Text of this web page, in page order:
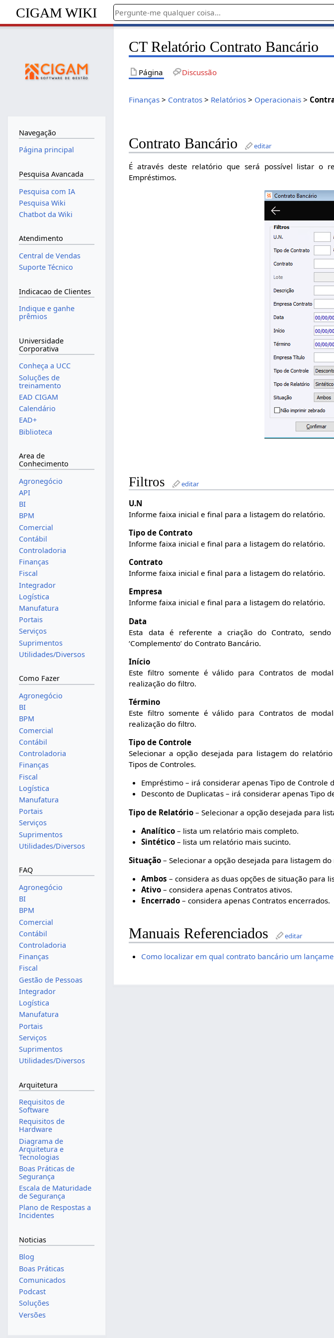
CIGAM WIKI
CT Relatório Contrato Bancário
Página Discussão
Finanças > Contratos > Relatórios > Operacionais >
Contrato Bancário editar
É através deste relatório que será possível listar o
Empréstimos.
Filtros editar
U.N
Informe faixa inicial e final para a listagem do relatório.
Tipo de Contrato
Informe faixa inicial e final para a listagem do relatório.
Contrato
Informe faixa inicial e final para a listagem do relatório.
Empresa
Informe faixa inicial e final para a listagem do relatório.
Data
Esta data é referente a criação do Contrato,
‘Complemento’ do Contrato Bancário.
Início
Este filtro somente é válido para Contratos de
realização do filtro.
Término
Este filtro somente é válido para Contratos de
realização do filtro.
Tipo de Controle
Selecionar a opção desejada para listagem do
Tipos de Controles.
Empréstimo – irá considerar apenas Tipo de Controle
Desconto de Duplicatas – irá considerar apenas Tipo
Tipo de Relatório– Selecionar a opção desejada para
Analítico– lista um relatório mais completo.
Sintético– lista um relatório mais sucinto.
Situação– Selecionar a opção desejada para listagem
Ambos – considera as duas opções de situação para
Ativo– considera apenas Contratos ativos.
Encerrado– considera apenas Contratos encerrados.
Manuais Referenciados editar
Como localizar em qual contrato bancário um
Navegação
Página principal
Pesquisa Avancada
Pesquisa com IA
Pesquisa Wiki
Chatbot da Wiki
Atendimento
Central de Vendas
Suporte Técnico
Indicacao de Clientes
Indique e ganhe
prêmios
Universidade
Corporativa
Conheça a UCC
Soluções de
treinamento
EAD CIGAM
Calendário
EAD+
Biblioteca
Area de
Conhecimento
Agronegócio
API
BI
BPM
Comercial
Contábil
Controladoria
Finanças
Fiscal
Integrador
Logística
Manufatura
Portais
Serviços
Suprimentos
Utilidades/Diversos
Como Fazer
Agronegócio
BI
BPM
Comercial
Contábil
Controladoria
Finanças
Fiscal
Logística
Manufatura
Portais
Serviços
Suprimentos
Utilidades/Diversos
FAQ
Agronegócio
BI
BPM
Comercial
Contábil
Controladoria
Finanças
Fiscal
Gestão de Pessoas
Integrador
Logística
Manufatura
Portais
Serviços
Suprimentos
Utilidades/Diversos
Arquitetura
Requisitos de
Software
Requisitos de
Hardware
Diagrama de
Arquitetura e
Tecnologias
Boas Práticas de
Segurança
Escala de Maturidade
de Segurança
Plano de Respostas a
Incidentes
Noticias
Blog
Boas Práticas
Comunicados
Podcast
Soluções
Versões